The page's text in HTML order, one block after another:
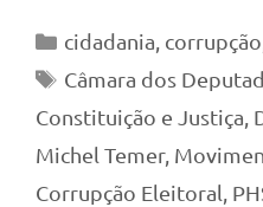
Categorias
cidadania corrupção
Tags
Câmara dos
Constituição e Justiça
Michel Temer,
Corrupção Eleitoral